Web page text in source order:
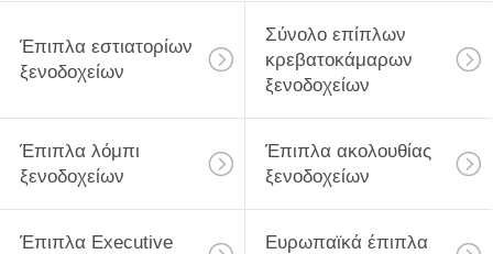
ΖΗΤΉΣΤΕ
ΜΙΑ
ΠΡΟΣΦΟΡΆ
SITEMAP
Έπιπλα εστιατορίων
ξενοδοχείων
Σύνολο επίπλων
κρεβατοκάμαρων
ξενοδοχείων
Έπιπλα λόμπι
ξενοδοχείων
Έπιπλα ακολουθίας
ξενοδοχείων
Έπιπλα Executive Ευρωπαϊκά έπιπλα